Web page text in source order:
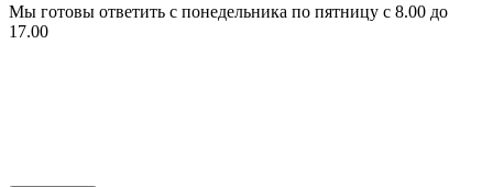
Мы готовы ответить с понедельника по пятницу с 8.00 до
17.00